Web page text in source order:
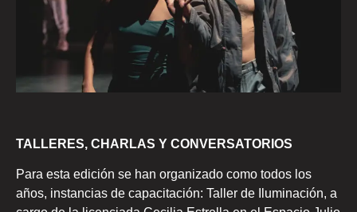
TALLERES, CHARLAS Y CONVERSATORIOS
Para esta edición se han organizado como todos los
años, instancias de capacitación: Taller de Iluminación, a